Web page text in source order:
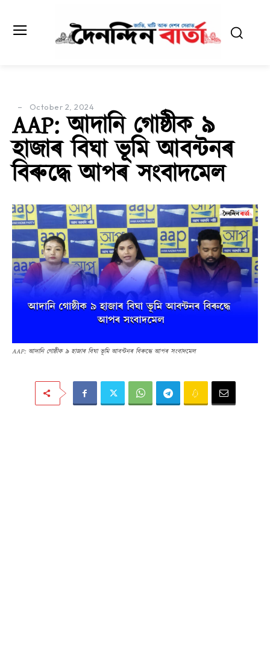
October 2, 2024
AAP: আদানি গোষ্ঠীক ৯
হাজাৰ বিঘা ভূমি আবন্টনৰ
বিৰুদ্ধে আপৰ সংবাদমেল
AAP: আদানি গোষ্ঠীক ৯ হাজাৰ বিঘা ভূমি আবন্টনৰ বিৰুদ্ধে আপৰ সংবাদমেল